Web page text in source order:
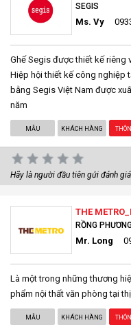
SEGIS
Ms. Vy
Ghế Segis được thiết kế riêng
Hiệp hội thiết kế công nghiệp
bằng Segis Việt Nam được
năm
MẪU KHÁCH HÀNG
Hãy là người đầu tiên gửi đánh
THE
RỒNG
Mr. Long
Là một trong những thương
phẩm nội thất văn phòng tại
MẪU KHÁCH HÀNG